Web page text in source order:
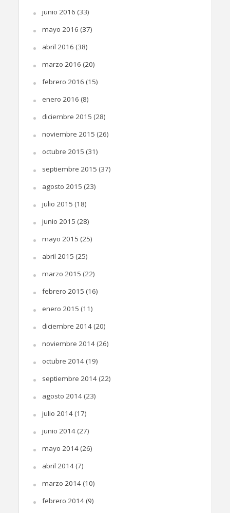
junio 2016 (33)
mayo 2016 (37)
abril 2016 (38)
marzo 2016 (20)
febrero 2016 (15)
enero 2016 (8)
diciembre 2015 (28)
noviembre 2015 (26)
octubre 2015 (31)
septiembre 2015 (37)
agosto 2015 (23)
julio 2015 (18)
junio 2015 (28)
mayo 2015 (25)
abril 2015 (25)
marzo 2015 (22)
febrero 2015 (16)
enero 2015 (11)
diciembre 2014(20)
noviembre 2014(26)
octubre 2014(19)
septiembre 2014(22)
agosto 2014(23)
julio 2014(17)
junio 2014(27)
mayo 2014(26)
abril 2014(7)
marzo 2014(10)
febrero 2014(9)